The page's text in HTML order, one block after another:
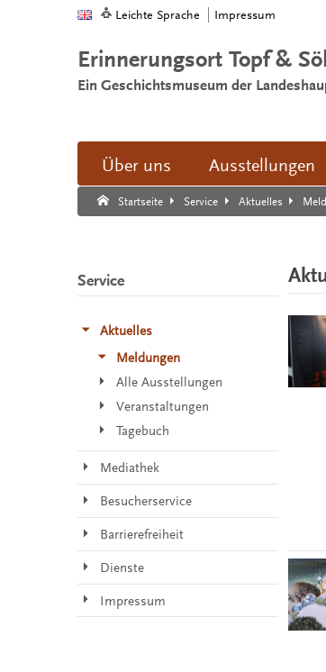
Leichte Sprache Impressum
Erinnerungsort Topf &
Ein Geschichtsmuseum der
Über uns Ausstellungen
Startseite Service Aktuelles
Suche:
Suche Ende.
Service
Aktuelles
Meldungen
Alle Ausstellungen
Veranstaltungen
Tagebuch
Mediathek
Besucherservice
Barrierefreiheit
Dienste
Impressum